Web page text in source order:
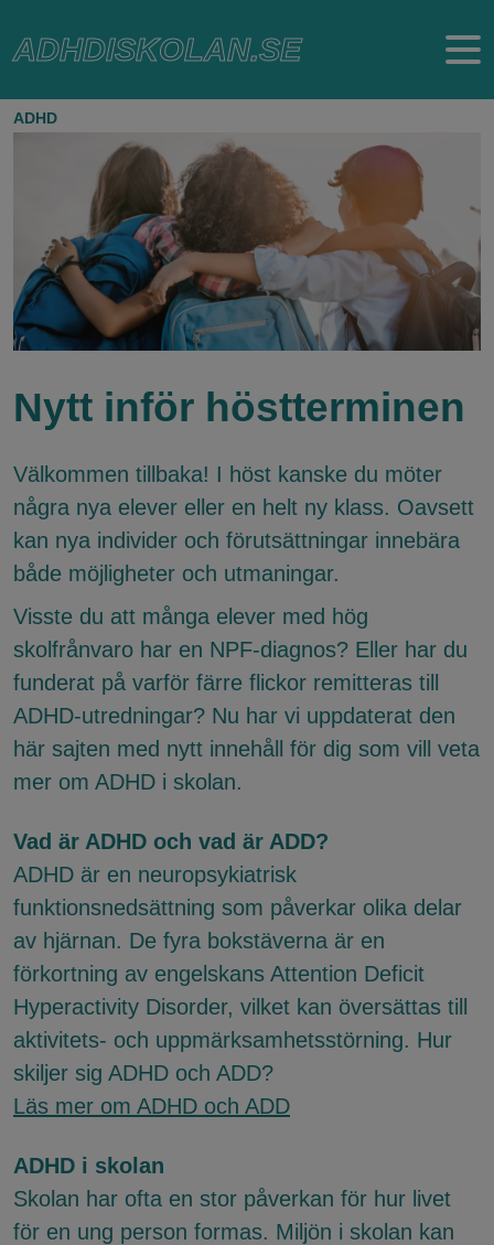
till
ADHDISKOLAN.SE
ADHD
Nytt inför höstterminen
Välkommen tillbaka! I höst kanske du möter
några nya elever eller en helt ny klass. Oavsett
kan nya individer och förutsättningar innebära
både möjligheter och utmaningar.
Visste du att många elever med hög
skolfrånvaro har en NPF-diagnos? Eller har du
funderat på varför färre flickor remitteras till
ADHD-utredningar? Nu har vi uppdaterat den
här sajten med nytt innehåll för dig som vill veta
mer om ADHD i skolan.
Vad är ADHD och vad är ADD?
ADHD är en neuropsykiatrisk
funktionsnedsättning som påverkar olika delar
av hjärnan. De fyra bokstäverna är en
förkortning av engelskans Attention Deficit
Hyperactivity Disorder, vilket kan översättas till
aktivitets- och uppmärksamhetsstörning. Hur
skiljer sig ADHD och ADD?
Läs mer om ADHD och ADD
ADHD i skolan
Skolan har ofta en stor påverkan för hur livet
för en ung person formas. Miljön i skolan kan